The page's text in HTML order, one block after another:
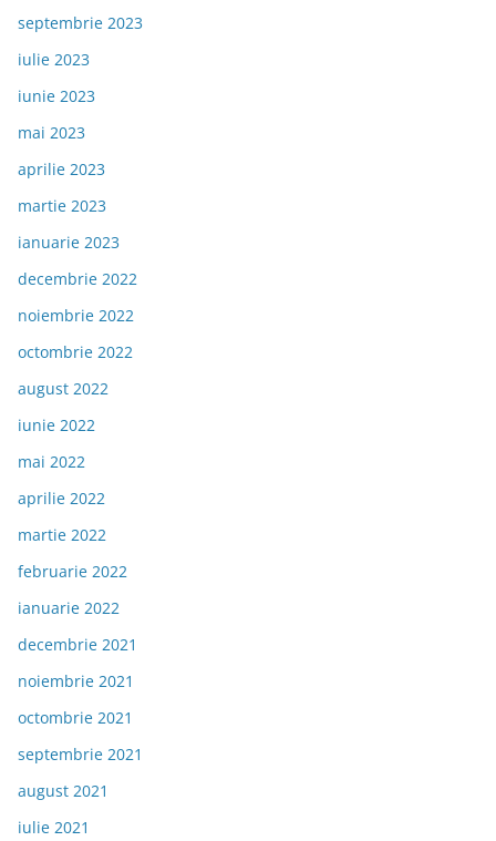
septembrie 2023
iulie 2023
iunie 2023
mai 2023
aprilie 2023
martie 2023
ianuarie 2023
decembrie 2022
noiembrie 2022
octombrie 2022
august 2022
iunie 2022
mai 2022
aprilie 2022
martie 2022
februarie 2022
ianuarie 2022
decembrie 2021
noiembrie 2021
octombrie 2021
septembrie 2021
august 2021
iulie 2021